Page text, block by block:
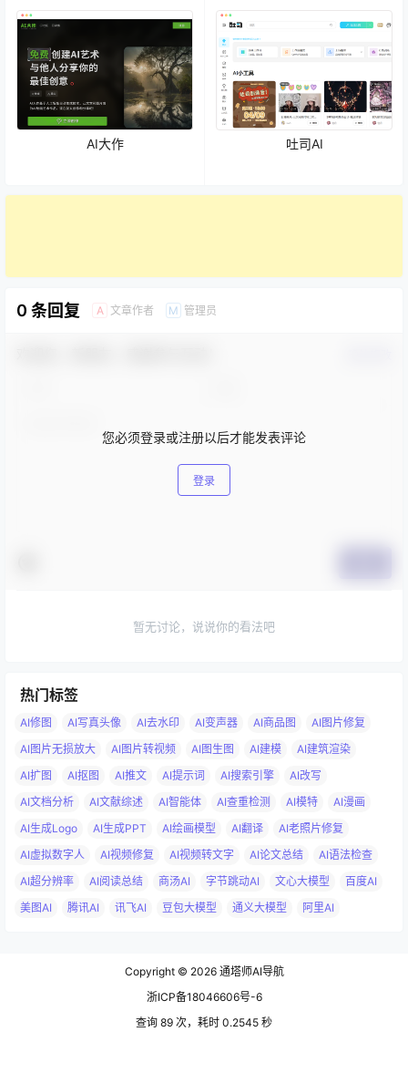
AI大作 吐司AI
0 条回复 A 文章作者 M 管理员
您必须登录或注册以后才能发表评论
登录
暂无讨论，说说你的看法吧
热门标签
AI修图 AI写真头像 AI去水印 AI变声器 AI商品图
AI图片修复
AI图片无损放大
AI图片转视频 AI图生图 AI建模
AI建筑渲染
AI扩图
AI抠图 AI推文 AI提示词 AI搜索引擎
AI改写
AI文档分析
AI文献综述 AI智能体 AI查重检测 AI模特
AI漫画
AI生成Logo
AI生成PPT AI绘画模型 AI翻译
AI老照片修复
AI虚拟数字人
AI视频修复 AI视频转文字 AI论文总结
AI语法检查
AI超分辨率
AI阅读总结 商汤AI 字节跳动AI 文心大模型
百度AI
美图AI
腾讯AI 讯飞AI 豆包大模型 通义大模型 阿里AI
Copyright © 2026通塔师AI导航
浙ICP备18046606号-6
查询 89 次，耗时 0.2545 秒